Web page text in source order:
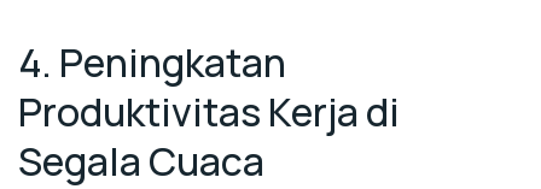
4. Peningkatan
Produktivitas Kerja di
Segala Cuaca